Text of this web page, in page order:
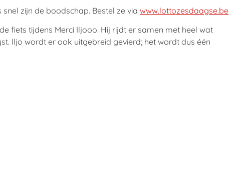
snel zijn de boodschap. Bestel ze via www.lottozesdaagse.be
fiets tijdens Merci Iljooo. Hij rijdt er samen met heel wat
Iljo wordt er ook uitgebreid gevierd; het wordt dus één